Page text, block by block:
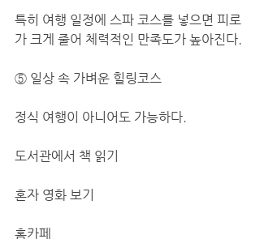
특히 여행 일정에 스파 코스를 넣으면 피로
가 크게 줄어 체력적인 만족도가 높아진다.
⑤ 일상 속 가벼운 힐링코스
정식 여행이 아니어도 가능하다.
도서관에서 책 읽기
혼자 영화 보기
홈카페